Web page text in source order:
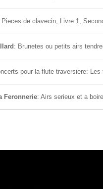
Pieces de clavecin, Livre 1,
: Brunetes ou petits airs
pour la flute traversiere: Les
Feronnerie: Airs serieux et a